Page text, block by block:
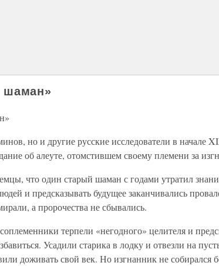
шаман»
но и другие русские исследователи в начале
об алеуте, отомстившем своему племени за
что один старый шаман с годами утратил
и предсказывать будущее заканчивались
а пророчества не сбывались.
терпели «негодного» целителя и
Усадили старика в лодку и отвезли на
доживать свой век. Но изгнанник не собирался